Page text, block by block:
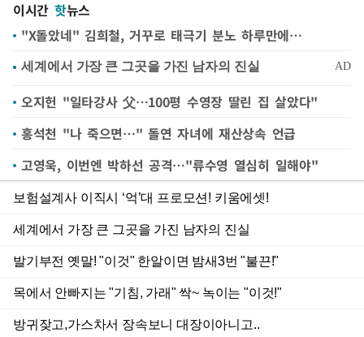
이시간 핫뉴스
"X돌았네" 김희철, 거꾸로 태극기 분노 하루만에…
오지헌 "일타강사 父…100평 수영장 딸린 집 살았다"
홍석천 "나 죽으면…" 돌연 자녀에 재산상속 언급
고영욱, 이번엔 박하선 공격…"류수영 열심히 일해야"